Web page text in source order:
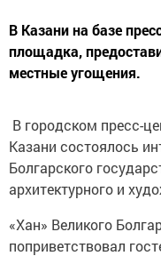
В Казани на базе
площадка,
местные угощения.
В городском пресс-
Казани состоялось
Болгарского
архитектурного и
«Хан» Великого
поприветствовал